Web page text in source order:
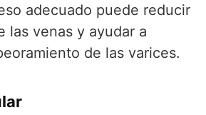
adecuado puede reducir
las venas y ayudar a
de las varices.